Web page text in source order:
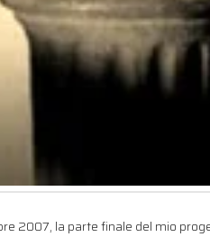
2007, la parte finale del mio